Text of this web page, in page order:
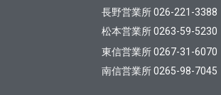
長野営業所 026-221-3388
松本営業所 0263-59-5230
東信営業所 0267-31-6070
南信営業所 0265-98-7045